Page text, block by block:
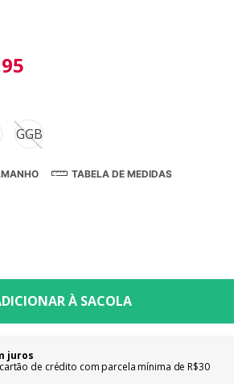
95
GGB
TABELA DE MEDIDAS
juros
de crédito com parcela mínima de R$30